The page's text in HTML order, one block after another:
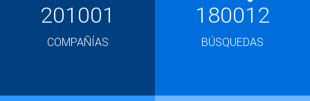
201001
COMPAÑÍAS
180012
BÚSQUEDAS